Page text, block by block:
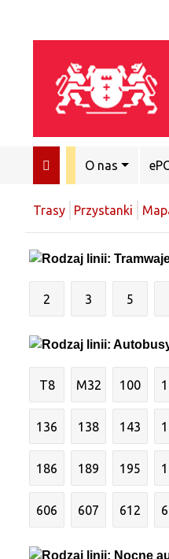
O nas
Trasy Przystanki
2 3 5
T8 M32 100
136 138 143
186 189 195
606 607 612